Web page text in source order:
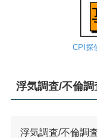
CPI探
浮気調査/不倫調
浮気調査/不倫調